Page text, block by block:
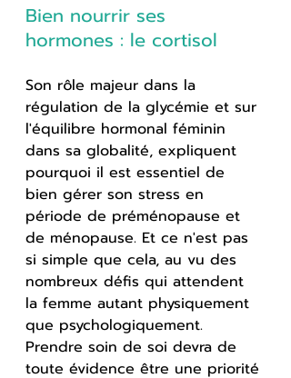
Bien nourrir ses
hormones : le cortisol
Son rôle majeur dans la
régulation de la glycémie et sur
l'équilibre hormonal féminin
dans sa globalité, expliquent
pourquoi il est essentiel de
bien gérer son stress en
période de préménopause et
de ménopause. Et ce n'est pas
si simple que cela, au vu des
nombreux défis qui attendent
la femme autant physiquement
que psychologiquement.
Prendre soin de soi devra de
toute évidence être une priorité